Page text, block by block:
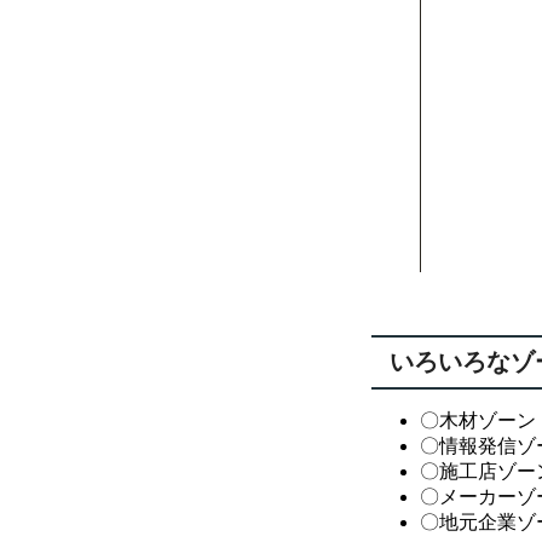
いろいろなゾ
〇木材ゾーン
〇情報発信ゾ
〇施工店ゾー
〇メーカーゾ
〇地元企業ゾ